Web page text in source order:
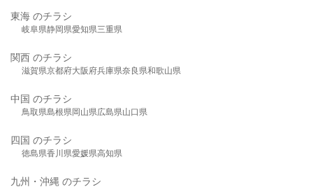
東海 のチラシ
岐阜県静岡県愛知県三重県
関西 のチラシ
滋賀県京都府大阪府兵庫県奈良県和歌山県
中国 のチラシ
鳥取県島根県岡山県広島県山口県
四国 のチラシ
徳島県香川県愛媛県高知県
九州・沖縄 のチラシ